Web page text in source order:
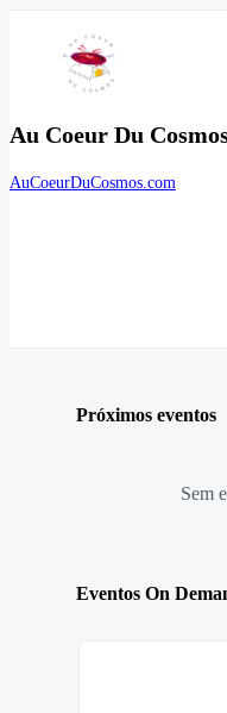
Au Coeur Du
AuCoeurDuCosmos.com
Próximos eventos
Sem
Eventos On